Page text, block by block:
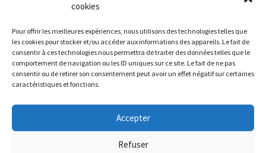
cookies
Pour offrir les meilleures expériences, nous utilisons des technologies telles que
les cookies pour stocker et/ou accéder aux informations des appareils. Le fait de
consentir à ces technologies nous permettra de traiter des données telles que le
comportement de navigation ou les ID uniques sur ce site. Le fait de ne pas
consentir ou de retirer son consentement peut avoir un effet négatif sur certaines
caractéristiques et fonctions.
Accepter
Refuser
Mentions Légales